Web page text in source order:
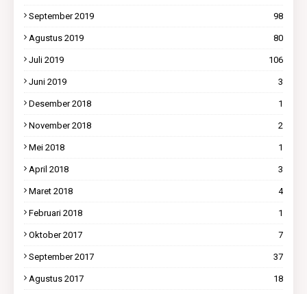
September 2019 98
Agustus 2019 80
Juli 2019 106
Juni 2019 3
Desember 2018 1
November 2018 2
Mei 2018 1
April 2018 3
Maret 2018 4
Februari 2018 1
Oktober 2017 7
September 2017 37
Agustus 2017 18